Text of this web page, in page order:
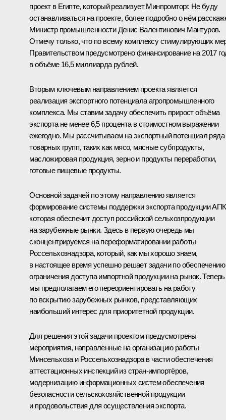
проект в Египте, который реализует Минпромторг. Не буду
останавливаться на проекте, более подробно о нём
Министр промышленности Денис Валентинович Мантуров.
Отмечу только, что по всему комплексу стимулирующих
Правительством предусмотрено финансирование на 2017
в объёме 16,5 миллиарда рублей.
Вторым ключевым направлением проекта является
реализация экспортного потенциала агропромышленного
комплекса. Мы ставим задачу обеспечить прирост объёма
экспорта не менее 6,5 процента в стоимостном выражении
ежегодно. Мы рассчитываем на экспортный потенциал ряда
товарных групп, таких как мясо, мясные субпродукты,
масложировая продукция, зерно и продукты переработки,
готовые пищевые продукты.
Основной задачей по этому направлению является
формирование системы поддержки экспорта продукции
которая обеспечит доступ российской сельхозпродукции
на зарубежные рынки. Здесь в первую очередь мы
сконцентрируемся на переформатировании работы
Россельхознадзора, который, как мы хорошо знаем,
в настоящее время успешно решает задачи по обеспечению
ограничения доступа импортной продукции на рынок. Теперь
мы предполагаем его переориентировать на работу
по вскрытию зарубежных рынков, представляющих
наибольший интерес для приоритетной продукции.
Для решения этой задачи проектом предусмотрены
мероприятия, направленные на организацию работы
Минсельхоза и Россельхознадзора в части обеспечения
аттестационных инспекций из стран-импортёров,
модернизацию информационных систем обеспечения
безопасности сельскохозяйственной продукции
и продовольствия для осуществления экспорта.